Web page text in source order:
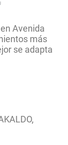
Avenida
más
se adapta